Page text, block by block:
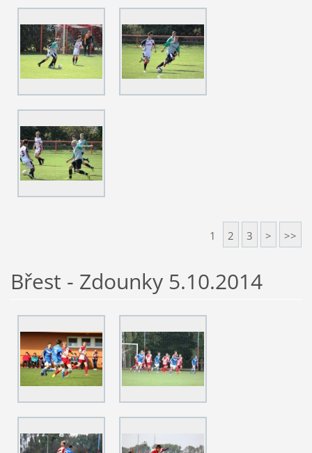
1 2 3 > >>
Břest - Zdounky 5.10.2014